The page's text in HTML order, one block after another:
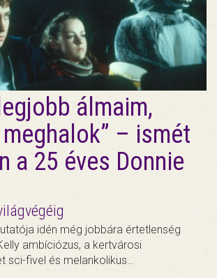
álmaim,
– ismét
a 25 éves Donnie
idén még jobbára értetlenség
ambíciózus, a kertvárosi
sci-fivel és melankolikus…